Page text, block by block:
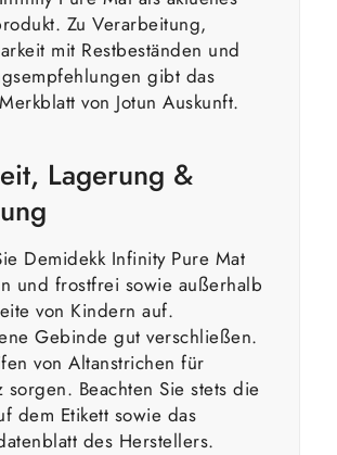
Zu Verarbeitung,
mit Restbeständen und
gibt das
von Jotun Auskunft.
Lagerung &
Demidekk Infinity Pure Mat
und frostfrei sowie außerhalb
von Kindern auf.
Gebinde gut verschließen.
von Altanstrichen für
sorgen. Beachten Sie stets die
dem Etikett sowie das
des Herstellers.